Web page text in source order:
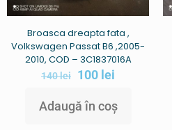
Broasca dreapta fata ,
Volkswagen Passat B6 ,2005-
2010, COD – 3C1837016A
140lei 100 lei
Adaugă în coș